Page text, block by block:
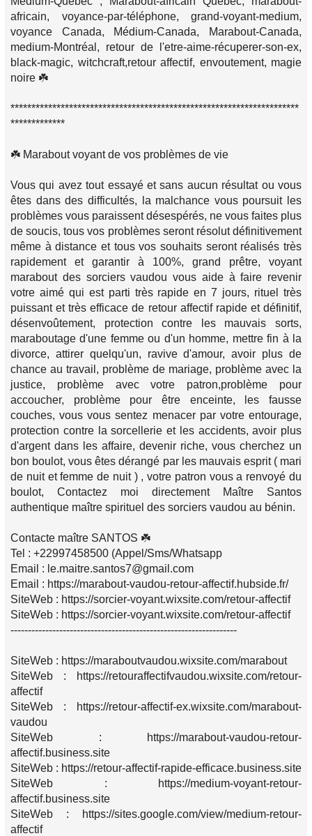
africain, voyance-par-téléphone, grand-voyant-medium,
voyance Canada, Médium-Canada, Marabout-Canada,
medium-Montréal, retour de l'etre-aime-récuperer-son-ex,
black-magic, witchcraft,retour affectif, envoutement, magie
noire ☘️
*********************************************************************
*************
☘️ Marabout voyant de vos problèmes de vie
Vous qui avez tout essayé et sans aucun résultat ou vous
êtes dans des difficultés, la malchance vous poursuit les
problèmes vous paraissent désespérés, ne vous faites plus
de soucis, tous vos problèmes seront résolut définitivement
même à distance et tous vos souhaits seront réalisés très
rapidement et garantir à 100%, grand prêtre, voyant
marabout des sorciers vaudou vous aide à faire revenir
votre aimé qui est parti très rapide en 7 jours, rituel très
puissant et très efficace de retour affectif rapide et définitif,
désenvoûtement, protection contre les mauvais sorts,
maraboutage d'une femme ou d'un homme, mettre fin à la
divorce, attirer quelqu'un, ravive d'amour, avoir plus de
chance au travail, problème de mariage, problème avec la
justice, problème avec votre patron,problème pour
accoucher, problème pour être enceinte, les fausse
couches, vous vous sentez menacer par votre entourage,
protection contre la sorcellerie et les accidents, avoir plus
d'argent dans les affaire, devenir riche, vous cherchez un
bon boulot, vous êtes dérangé par les mauvais esprit ( mari
de nuit et femme de nuit ) , votre patron vous a renvoyé du
boulot, Contactez moi directement Maître Santos
authentique maître spirituel des sorciers vaudou au bénin.
Contacte maître SANTOS ☘️
Tel : +22997458500 (Appel/Sms/Whatsapp
Email : le.maitre.santos7@gmail.com
Email : https://marabout-vaudou-retour-affectif.hubside.fr/
SiteWeb : https://sorcier-voyant.wixsite.com/retour-affectif
SiteWeb : https://sorcier-voyant.wixsite.com/retour-affectif
-----------------------------------------------------------------
SiteWeb : https://maraboutvaudou.wixsite.com/marabout
SiteWeb : https://retouraffectifvaudou.wixsite.com/retour-
affectif
SiteWeb : https://retour-affectif-ex.wixsite.com/marabout-
vaudou
SiteWeb : https://marabout-vaudou-retour-
affectif.business.site
SiteWeb : https://retour-affectif-rapide-efficace.business.site
SiteWeb : https://medium-voyant-retour-
affectif.business.site
SiteWeb : https://sites.google.com/view/medium-retour-
affectif